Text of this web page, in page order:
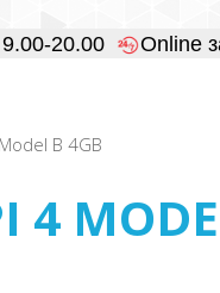
20.00 Online
B 4GB
4